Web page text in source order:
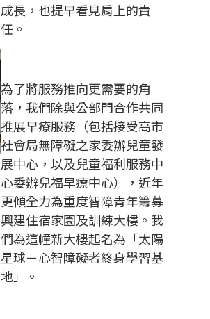
成長，也提早看見肩上的責
任。
為了將服務推向更需要的角
落，我們除與公部門合作共同
推展早療服務（包括接受高市
社會局無障礙之家委辦兒童發
展中心，以及兒童福利服務中
心委辦兒福早療中心），近年
更傾全力為重度智障青年籌募
興建住宿家園及訓練大樓。我
們為這幢新大樓起名為「太陽
星球－心智障礙者終身學習基
地」。